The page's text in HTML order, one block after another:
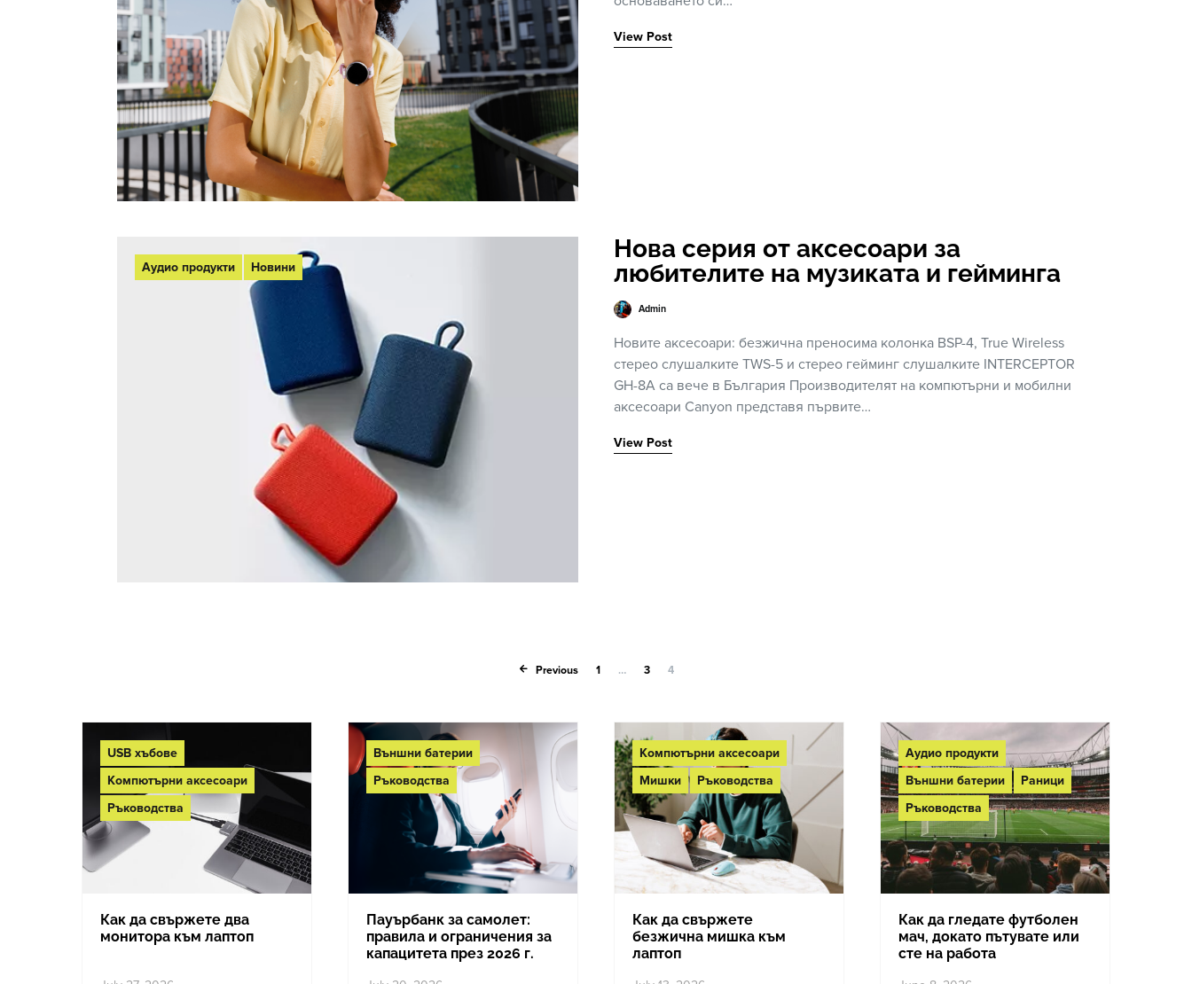
View Post
Аудио продукти Новини
Нова серия от аксесоари за
любителите на музиката и гейминга
Admin
Новите аксесоари: безжична преносима колонка BSP-4, True Wireless
стерео слушалките TWS-5 и стерео гейминг слушалките INTERCEPTOR
GH-8A са вече в България Производителят на компютърни и мобилни
аксесоари Canyon представя първите…
View Post
Posts pagination
Previous 1 … 3 4
USB хъбове
Компютърни аксесоари
Ръководства
Как да свържете два
монитора към лаптоп
Външни батерии
Ръководства
Пауърбанк за самолет:
правила и ограничения за
капацитета през 2026 г.
Компютърни аксесоари
Мишки
Ръководства
Как да свържете
безжична мишка към
лаптоп
Аудио продукти
Външни батерии
Раници
Ръководства
Как да гледате футболен
мач, докато пътувате или
сте на работа